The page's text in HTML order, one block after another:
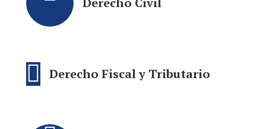
Derecho Fiscal y Tributario